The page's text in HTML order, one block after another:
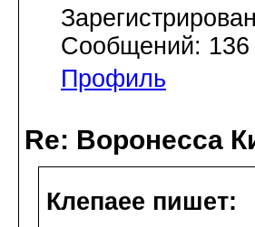
Сообщений: 136
Профиль
Re: Воронесса
Клепаee пишет: